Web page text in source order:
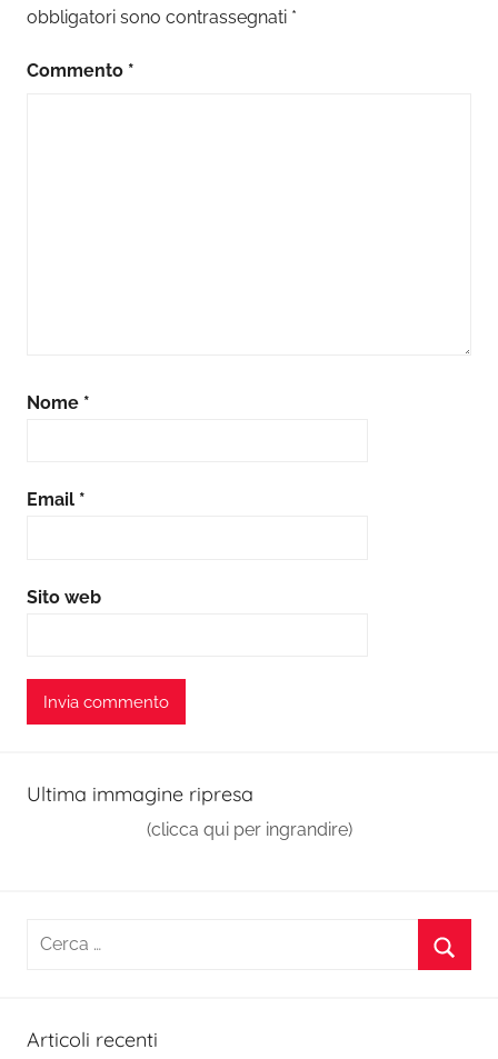
obbligatori sono contrassegnati *
Commento *
Nome *
Email *
Sito web
Ultima immagine ripresa
(clicca qui per ingrandire)
Ricerca
Articoli recenti